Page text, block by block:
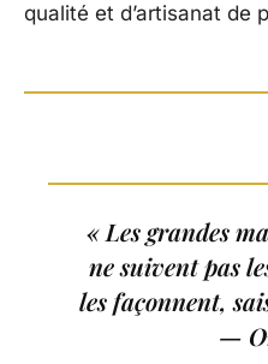
qualité et d’artisanat de
« Les grandes
ne suivent pas
les façonnent,
—